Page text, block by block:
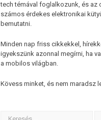
tech témával foglalkozunk, és
számos érdekes elektronikai
bemutatni.
Minden nap friss cikkekkel,
igyekszünk azonnal megírni, ha
a mobilos világban.
Kövess minket, és nem maradsz